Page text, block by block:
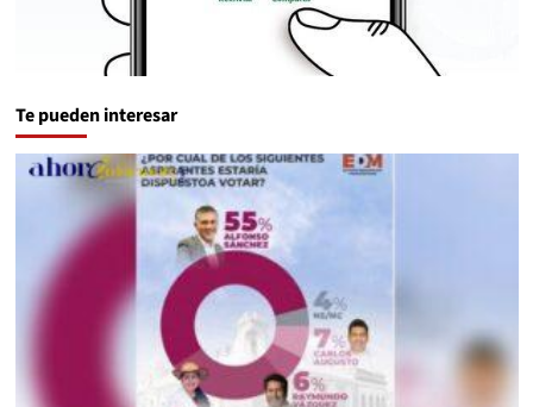
Te pueden interesar